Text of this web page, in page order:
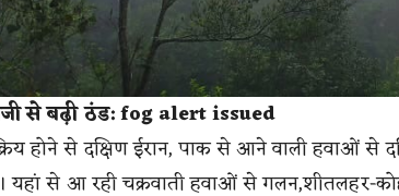
से बढ़ी ठंड: fog alert issued
होने से दक्षिण ईरान, पाक से आने वाली हवाओं से
यहां से आ रही चक्रवाती हवाओं से गलन,शीतलहर-